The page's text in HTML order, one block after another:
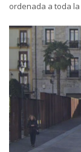
ordenada a toda